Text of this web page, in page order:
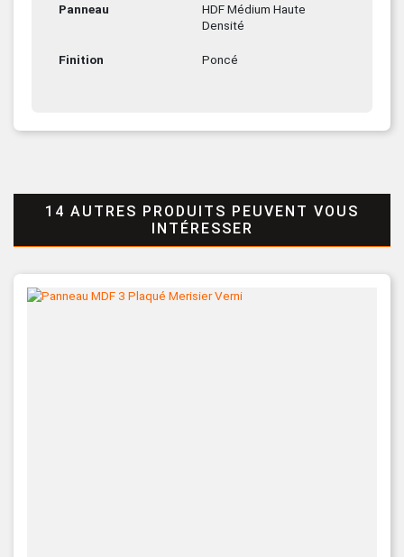
Panneau
HDF Médium Haute
Densité
Finition Poncé
14 AUTRES PRODUITS PEUVENT VOUS
INTÉRESSER